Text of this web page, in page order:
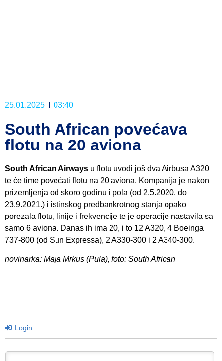
25.01.2025 03:40
South African povećava
flotu na 20 aviona
South African Airways u flotu uvodi još dva Airbusa A320
te će time povećati flotu na 20 aviona. Kompanija je nakon
prizemljenja od skoro godinu i pola (od 2.5.2020. do
23.9.2021.) i istinskog predbankrotnog stanja opako
porezala flotu, linije i frekvencije te je operacije nastavila sa
samo 6 aviona. Danas ih ima 20, i to 12 A320, 4 Boeinga
737-800 (od Sun Expressa), 2 A330-300 i 2 A340-300.
novinarka: Maja Mrkus (Pula), foto: South African
Login